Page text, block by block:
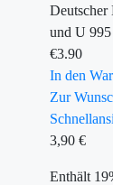
Deutscher
und U 995
€3.90
In den
Zur
3,90 €
Enthält